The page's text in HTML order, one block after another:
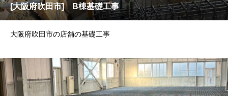
[大阪府吹田市] B棟基礎工事
大阪府吹田市の店舗の基礎工事